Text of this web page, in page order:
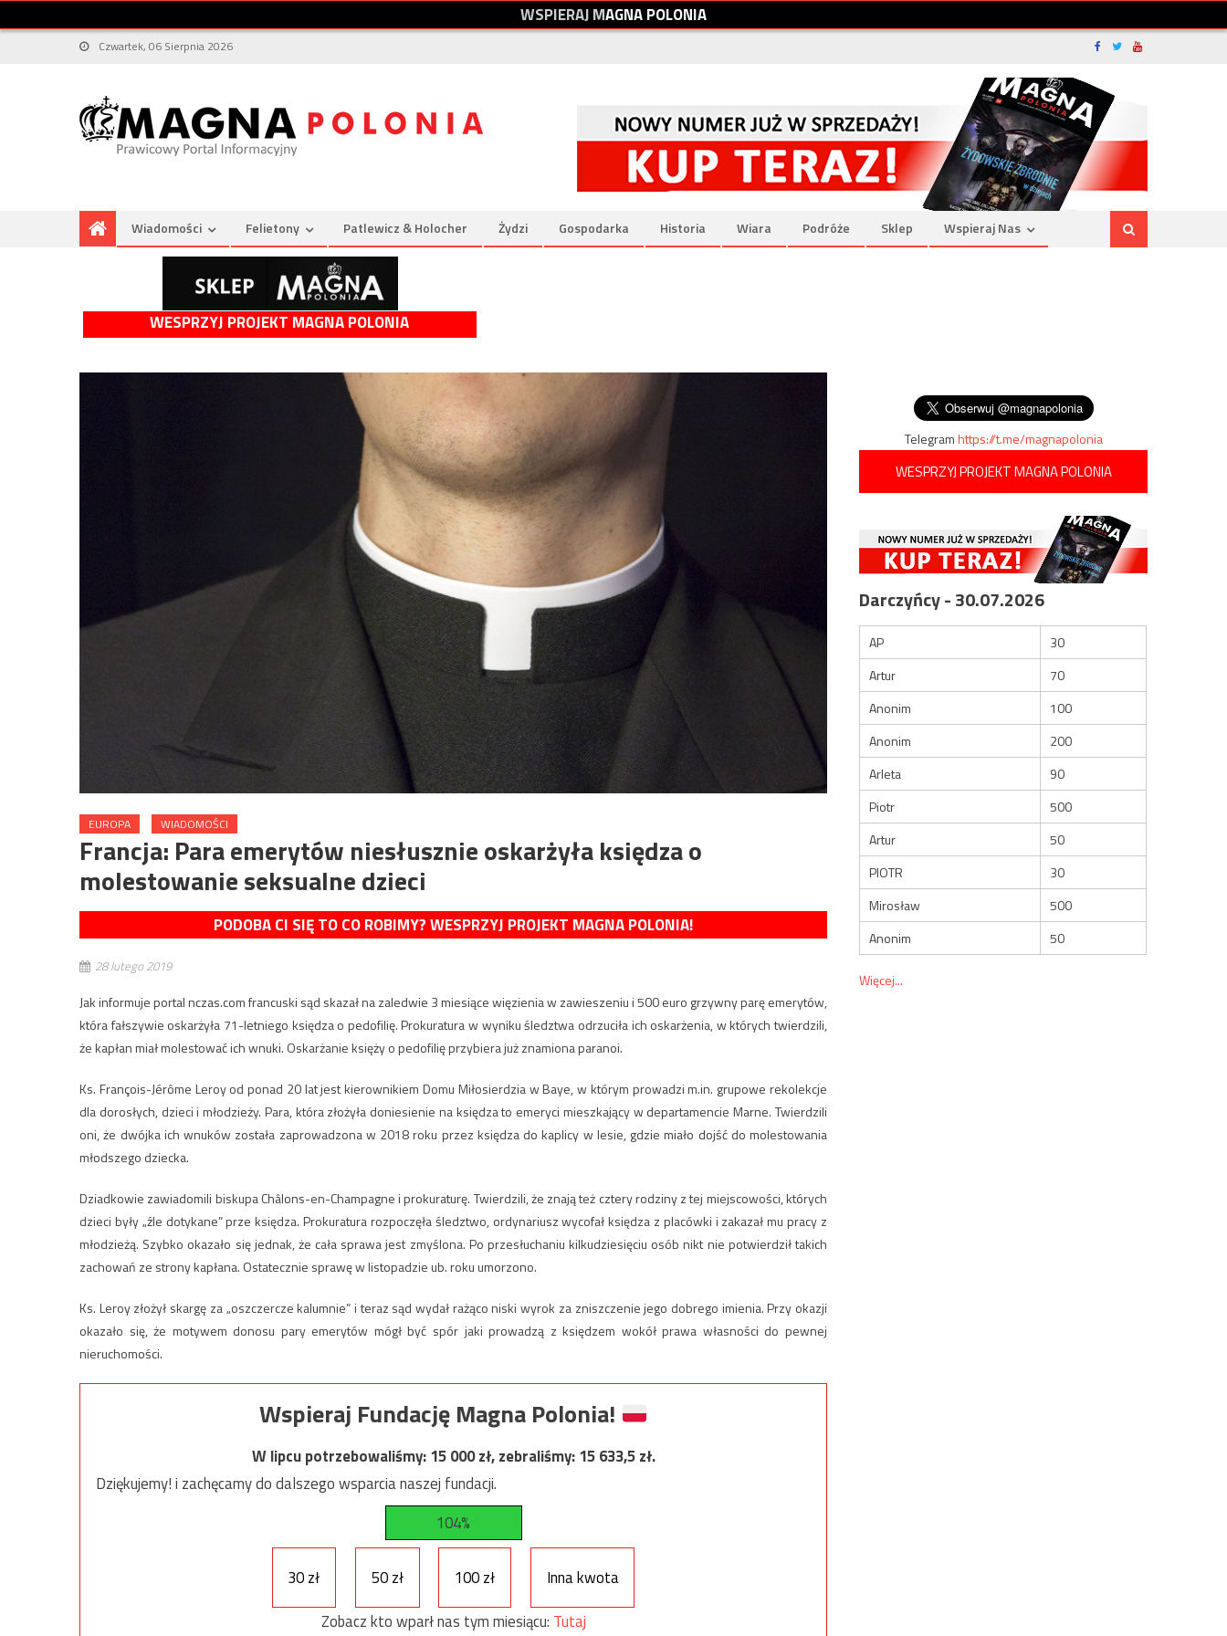
WSPIERAJMAGNAPOLONIA
Czwartek, 06 Sierpnia 2026
Wiadomości Felietony Patlewicz & Holocher Żydzi Gospodarka Historia Wiara Podróże Sklep Wspieraj Nas
WESPRZYJ PROJEKT MAGNA POLONIA
EUROPA WIADOMOŚCI
Francja: Para emerytów niesłusznie oskarżyła księdza o
molestowanie seksualne dzieci
PODOBA CI SIĘ TO CO ROBIMY? WESPRZYJ PROJEKT MAGNA POLONIA!
28 lutego 2019
Jak informuje portal nczas.com francuski sąd skazał na zaledwie 3 miesiące więzienia w zawieszeniu i 500 euro grzywny parę emerytów,
która fałszywie oskarżyła 71-letniego księdza o pedofilię. Prokuratura w wyniku śledztwa odrzuciła ich oskarżenia, w których twierdzili,
że kapłan miał molestować ich wnuki. Oskarżanie księży o pedofilię przybiera już znamiona paranoi.
Ks. François-Jérôme Leroy od ponad 20 lat jest kierownikiem Domu Miłosierdzia w Baye, w którym prowadzi m.in. grupowe rekolekcje
dla dorosłych, dzieci i młodzieży. Para, która złożyła doniesienie na księdza to emeryci mieszkający w departamencie Marne. Twierdzili
oni, że dwójka ich wnuków została zaprowadzona w 2018 roku przez księdza do kaplicy w lesie, gdzie miało dojść do molestowania
młodszego dziecka.
Dziadkowie zawiadomili biskupa Châlons-en-Champagne i prokuraturę. Twierdzili, że znają też cztery rodziny z tej miejscowości, których
dzieci były „źle dotykane” prze księdza. Prokuratura rozpoczęła śledztwo, ordynariusz wycofał księdza z placówki i zakazał mu pracy z
młodzieżą. Szybko okazało się jednak, że cała sprawa jest zmyślona. Po przesłuchaniu kilkudziesięciu osób nikt nie potwierdził takich
zachowań ze strony kapłana. Ostatecznie sprawę w listopadzie ub. roku umorzono.
Ks. Leroy złożył skargę za „oszczercze kalumnie” i teraz sąd wydał rażąco niski wyrok za zniszczenie jego dobrego imienia. Przy okazji
okazało się, że motywem donosu pary emerytów mógł być spór jaki prowadzą z księdzem wokół prawa własności do pewnej
nieruchomości.
Wspieraj Fundację Magna Polonia!
W lipcu potrzebowaliśmy:15 000zł, zebraliśmy:15 633,5zł.
Dziękujemy! i zachęcamy do dalszego wsparcia naszej fundacji.
104%
30 zł 50 zł 100 zł
Inna kwota
Zobacz kto wparł nas tym miesiącu: Tutaj
Telegramhttps://t.me/magnapolonia
WESPRZYJ PROJEKT MAGNA POLONIA
Darczyńcy - 30.07.2026
AP
30
Artur
70
Anonim
100
Anonim
200
Arleta
90
Piotr
500
Artur
50
PIOTR
30
Mirosław
500
Anonim
50
Więcej...